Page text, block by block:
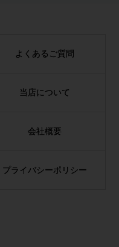
よくあるご質問
当店について
会社概要
プライバシーポリシー